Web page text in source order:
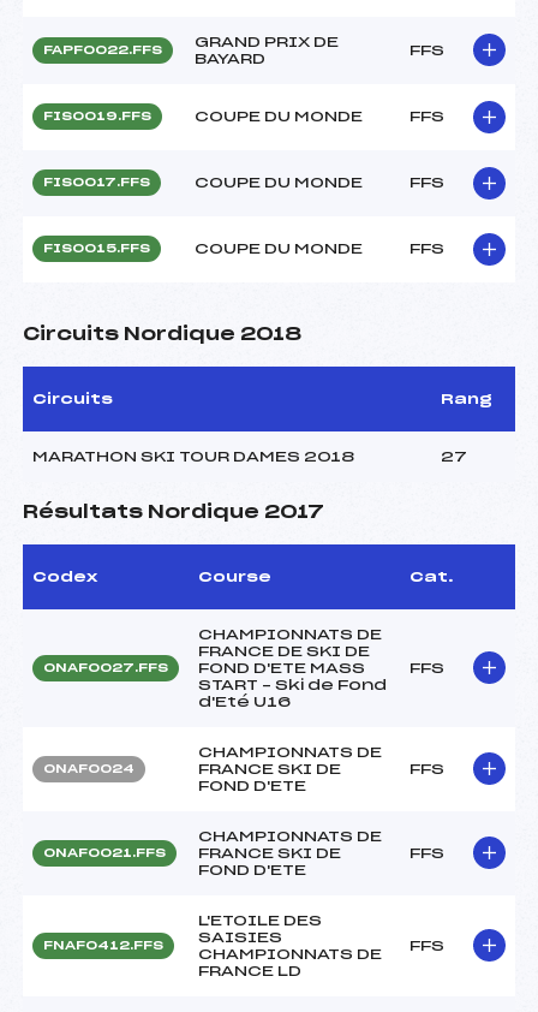
FAPF0022.FFS
GRAND PRIX DE
BAYARD
FFS
FIS0019.FFS COUPE DU MONDE FFS
FIS0017.FFS COUPE DU MONDE FFS
FIS0015.FFS COUPE DU MONDE FFS
Circuits Nordique 2018
Circuits Rang
MARATHON SKI TOUR DAMES 2018 27
Résultats Nordique 2017
Codex Course Cat.
ONAF0027.FFS
CHAMPIONNATS DE
FRANCE DE SKI DE
FOND D'ETE MASS
START – Ski de Fond
d'Eté U16
FFS
ONAF0024
CHAMPIONNATS DE
FRANCE SKI DE
FOND D'ETE
FFS
ONAF0021.FFS
CHAMPIONNATS DE
FRANCE SKI DE
FOND D'ETE
FFS
FNAF0412.FFS
L'ETOILE DES
SAISIES
CHAMPIONNATS DE
FRANCE LD
FFS